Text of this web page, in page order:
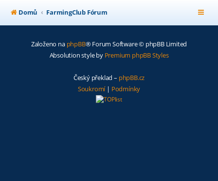
Domů FarmingClub Fórum
Založeno na phpBB® Forum Software © phpBB Limited
Absolution style by Premium phpBB Styles
Český překlad – phpBB.cz
Soukromí| Podmínky